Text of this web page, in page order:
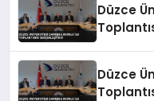
Düzce
Düzce